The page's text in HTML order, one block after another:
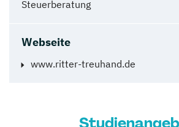
Steuerberatung
Webseite
www.ritter-treuhand.de